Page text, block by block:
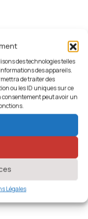
des technologies telles
des appareils.
de traiter des
ou les ID uniques sur ce
consentement peut avoir un
Légales